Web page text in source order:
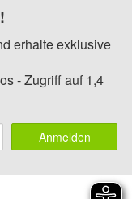
erhalte exklusive
- Zugriff auf 1,4
Anmelden